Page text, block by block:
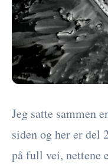
Jeg satte sammen
siden og her er del
på full vei, nettene